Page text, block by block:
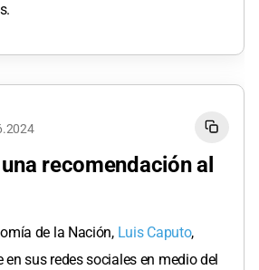
recomendación al
de la Nación, Luis Caputo,
sus redes sociales en medio del